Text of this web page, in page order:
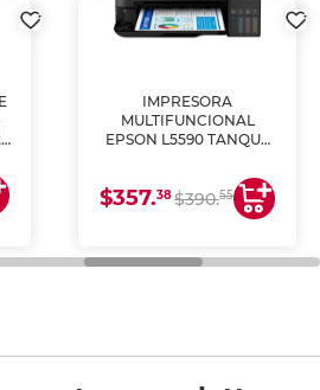
IMPRESORA
MULTIFUNCIONAL
EPSON L5590 TANQUE
COPIA Y ESCANEA)
$357.38$390.55